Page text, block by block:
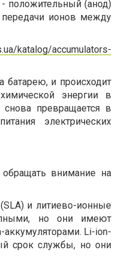
положительный (анод)
передачи ионов между
katalog/accumulators-
батарею, и происходит
энергии в
снова превращается в
электрических
внимание на
и литиево-ионные
но они имеют
Li-ion-
срок службы, но они